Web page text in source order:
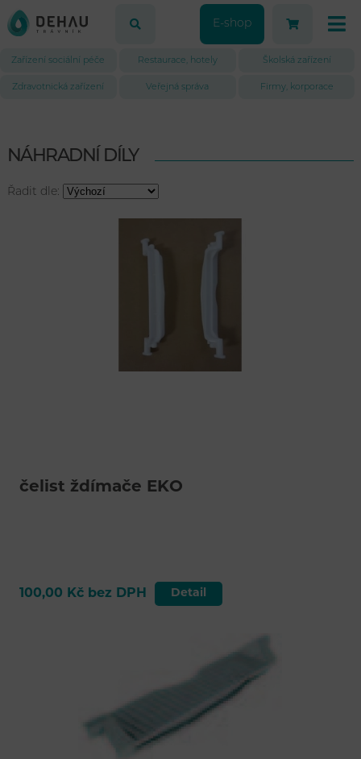
E-shop
Zařízení sociální péče Restaurace, hotely Školská zařízení
Zdravotnická zařízení Veřejná správa Firmy, korporace
NÁHRADNÍ DÍLY
Řadit dle:
čelist ždímače EKO
100,00 Kč bez DPH Detail